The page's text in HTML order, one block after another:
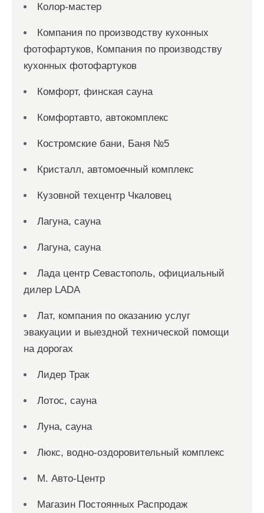
Колор-мастер
Компания по производству кухонных
фотофартуков, Компания по производству
кухонных фотофартуков
Комфорт, финская сауна
Комфортавто, автокомплекс
Костромские бани, Баня №5
Кристалл, автомоечный комплекс
Кузовной техцентр Чкаловец
Лагуна, сауна
Лагуна, сауна
Лада центр Севастополь, официальный
дилер LADA
Лат, компания по оказанию услуг
эвакуации и выездной технической помощи
на дорогах
Лидер Трак
Лотос, сауна
Луна, сауна
Люкс, водно-оздоровительный комплекс
М. Авто-Центр
Магазин Постоянных Распродаж